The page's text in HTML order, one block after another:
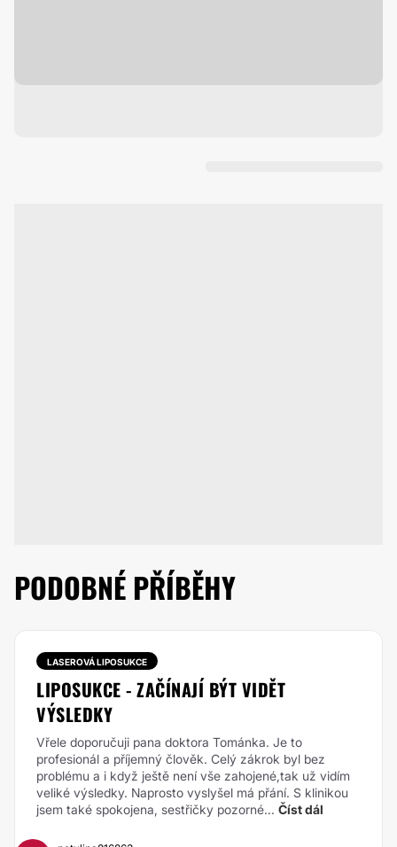
PODOBNÉ PŘÍBĚHY
LASEROVÁ LIPOSUKCE
LIPOSUKCE - ZAČÍNAJÍ BÝT VIDĚT
VÝSLEDKY
Vřele doporučuji pana doktora Tománka. Je to
profesionál a příjemný člověk. Celý zákrok byl bez
problému a i když ještě není vše zahojené,tak už vidím
veliké výsledky. Naprosto vyslyšel má přání. S klinikou
jsem také spokojena, sestřičky pozorné... Číst dál